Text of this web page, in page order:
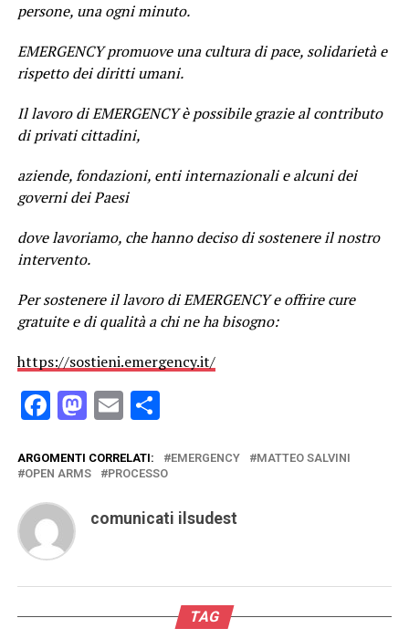
persone, una ogni minuto.
EMERGENCY promuove una cultura di pace, solidarietà e
rispetto dei diritti umani.
Il lavoro di EMERGENCY è possibile grazie al contributo
di privati cittadini,
aziende, fondazioni, enti internazionali e alcuni dei
governi dei Paesi
dove lavoriamo, che hanno deciso di sostenere il nostro
intervento.
Per sostenere il lavoro di EMERGENCY e offrire cure
gratuite e di qualità a chi ne ha bisogno:
https://sostieni.emergency.it/
Facebook
Mastodon
EmailCondividi
ARGOMENTI CORRELATI: EMERGENCY
MATTEO SALVINI
OPEN ARMS
PROCESSO
comunicati ilsudest
TAG